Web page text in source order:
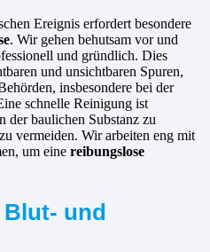
Ereignis erfordert besondere
. Wir gehen behutsam vor und
und gründlich. Dies
und unsichtbaren Spuren,
insbesondere bei der
schnelle Reinigung ist
der baulichen Substanz zu
vermeiden. Wir arbeiten eng mit
um eine reibungslose
und